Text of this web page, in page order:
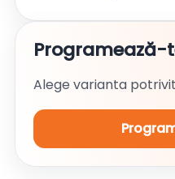
Programează-
Alege varianta